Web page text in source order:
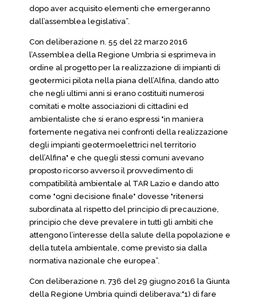
dopo aver acquisito elementi che emergeranno
dall’assemblea legislativa”.
Con deliberazione n. 55 del 22 marzo 2016
l’Assemblea della Regione Umbria si esprimeva in
ordine al progetto per la realizzazione di impianti di
geotermici pilota nella piana dell’Alfina, dando atto
che negli ultimi anni si erano costituiti numerosi
comitati e molte associazioni di cittadini ed
ambientaliste che si erano espressi "in maniera
fortemente negativa nei confronti della realizzazione
degli impianti geotermoelettrici nel territorio
dell’Alfina" e che quegli stessi comuni avevano
proposto ricorso avverso il provvedimento di
compatibilità ambientale al TAR Lazio e dando atto
come "ogni decisione finale" dovesse "ritenersi
subordinata al rispetto del principio di precauzione,
principio che deve prevalere in tutti gli ambiti che
attengono l’interesse della salute della popolazione e
della tutela ambientale, come previsto sia dalla
normativa nazionale che europea”.
Con deliberazione n. 736 del 29 giugno 2016 la Giunta
della Regione Umbria quindi deliberava:"1) di fare